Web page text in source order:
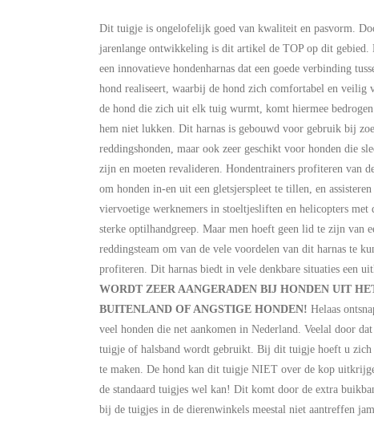
Dit tuigje is ongelofelijk goed van kwaliteit en pasvorm.
jarenlange ontwikkeling is dit artikel de TOP op dit gebied.
een innovatieve hondenharnas dat een goede verbinding
hond realiseert, waarbij de hond zich comfortabel en veilig
de hond die zich uit elk tuig wurmt, komt hiermee
hem niet lukken. Dit harnas is gebouwd voor gebruik bij
reddingshonden, maar ook zeer geschikt voor honden die
zijn en moeten revalideren. Hondentrainers profiteren van
om honden in-en uit een gletsjerspleet te tillen, en assisteren
viervoetige werknemers in stoeltjesliften en helicopters met
sterke optilhandgreep. Maar men hoeft geen lid te zijn van
reddingsteam om van de vele voordelen van dit harnas te
profiteren. Dit harnas biedt in vele denkbare situaties een
WORDT ZEER AANGERADEN BIJ HONDEN UIT
BUITENLAND OF ANGSTIGE HONDEN! Helaas
veel honden die net aankomen in Nederland. Veelal door dat
tuigje of halsband wordt gebruikt. Bij dit tuigje hoeft u zich
te maken. De hond kan dit tuigje NIET over de kop
de standaard tuigjes wel kan! Dit komt door de extra
bij de tuigjes in de dierenwinkels meestal niet aantreffen